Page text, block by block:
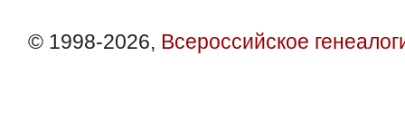
© 1998-2026, Всероссийское